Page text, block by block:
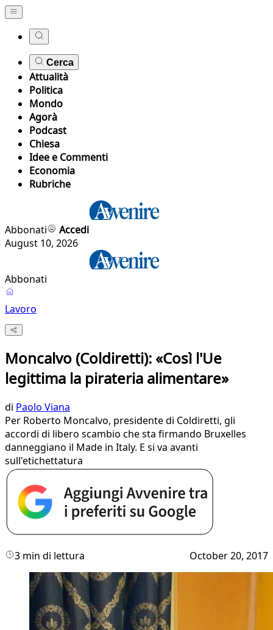
Cerca
Attualità
Politica
Mondo
Agorà
Podcast
Chiesa
Idee e Commenti
Economia
Rubriche
Abbonati
Accedi
August 10, 2026
Abbonati
Lavoro
Moncalvo (Coldiretti): «Così l'Ue
legittima la pirateria alimentare»
di Paolo Viana
Per Roberto Moncalvo, presidente di Coldiretti, gli
accordi di libero scambio che sta firmando Bruxelles
danneggiano il Made in Italy. E si va avanti
sull'etichettatura
3 min di lettura October 20, 2017